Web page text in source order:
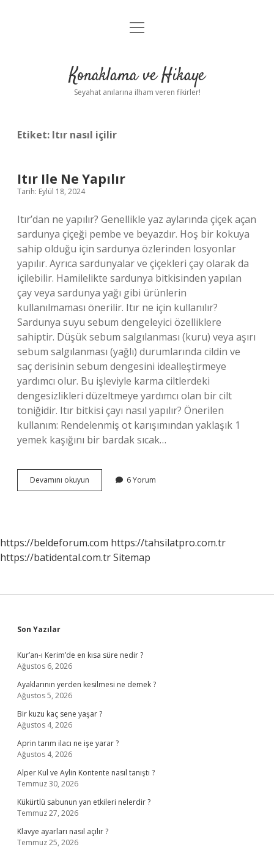
Anasayfa
Yasal Uyarı
menüyü
Konaklama ve Hikaye
Seyahat anılarına ilham veren fikirler!
Etiket: Itır nasıl içilir
Itır Ile Ne Yapılır
Tarih: Eylül 18, 2024
Itır’dan ne yapılır? Genellikle yaz aylarında çiçek açan
sardunya çiçeği pembe ve beyazdır. Hoş bir kokuya
sahip olduğu için sardunya özlerinden losyonlar
yapılır. Ayrıca sardunyalar ve çiçekleri çay olarak da
içilebilir. Hamilelikte sardunya bitkisinden yapılan
çay veya sardunya yağı gibi ürünlerin
kullanılmaması önerilir. Itır ne için kullanılır?
Sardunya suyu sebum dengeleyici özelliklere
sahiptir. Düşük sebum salgılanması (kuru) veya aşırı
sebum salgılanması (yağlı) durumlarında cildin ve
saç derisinin sebum dengesini idealleştirmeye
yardımcı olur. Bu işleviyle karma ciltlerdeki
dengesizlikleri düzeltmeye yardımcı olan bir cilt
toniğidir. Itır bitkisi çayı nasıl yapılır? Önerilen
kullanım: Rendelenmiş ot karışımından yaklaşık 1
yemek kaşığını bir bardak sıcak…
Devamını okuyun
Ile
6 Yorum
https://beldeforum.com https://tahsilatpro.com.tr
https://batidental.com.trSitemap
Sidebar
Son Yazılar
Kur’an-ı Kerim’de en kısa süre nedir ?
Ağustos 6, 2026
Ayaklarının yerden kesilmesi ne demek ?
Ağustos 5, 2026
Bir kuzu kaç sene yaşar ?
Ağustos 4, 2026
Aprin tarım ilacı ne işe yarar ?
Ağustos 4, 2026
Alper Kul ve Aylin Kontente nasıl tanıştı ?
Temmuz 30, 2026
Kükürtlü sabunun yan etkileri nelerdir ?
Temmuz 27, 2026
Klavye ayarları nasıl açılır ?
Temmuz 25, 2026